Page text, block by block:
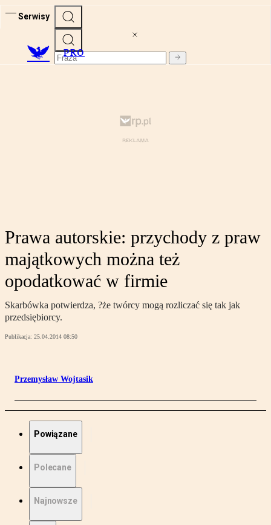
Serwisy
PRO
Prawa autorskie: przychody z praw
majątkowych można też
opodatkować w firmie
Skarbówka potwierdza, ?że twórcy mogą rozliczać się tak jak
przedsiębiorcy.
Publikacja: 25.04.2014 08:50
Przemysław Wojtasik
Powiązane
Polecane
Najnowsze